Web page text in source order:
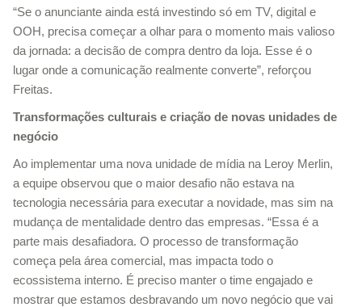
“Se o anunciante ainda está investindo só em TV, digital e
OOH, precisa começar a olhar para o momento mais valioso
da jornada: a decisão de compra dentro da loja. Esse é o
lugar onde a comunicação realmente converte”, reforçou
Freitas.
Transformações culturais e criação de novas unidades de
negócio
Ao implementar uma nova unidade de mídia na Leroy Merlin,
a equipe observou que o maior desafio não estava na
tecnologia necessária para executar a novidade, mas sim na
mudança de mentalidade dentro das empresas. “Essa é a
parte mais desafiadora. O processo de transformação
começa pela área comercial, mas impacta todo o
ecossistema interno. É preciso manter o time engajado e
mostrar que estamos desbravando um novo negócio que vai